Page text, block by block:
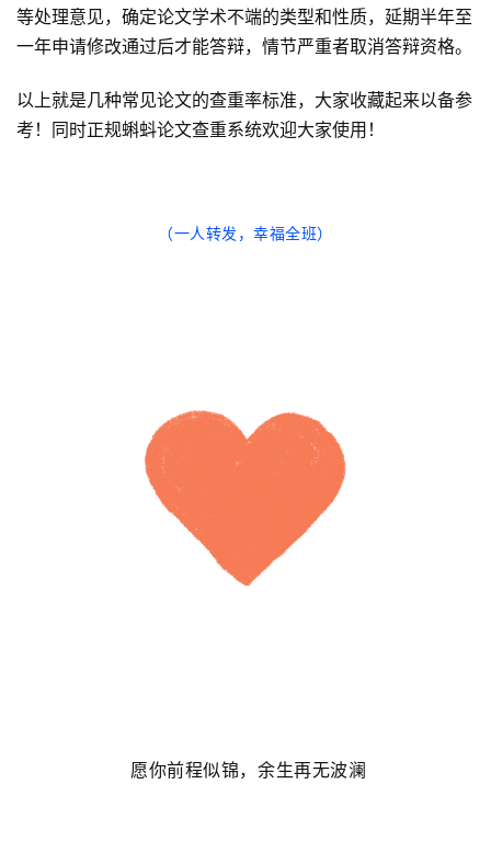
等处理意见，确定论文学术不端的类型和性质，延期半年至
一年申请修改通过后才能答辩，情节严重者取消答辩资格。
以上就是几种常见论文的查重率标准，大家收藏起来以备参
考！同时正规蝌蚪论文查重系统欢迎大家使用！
（一人转发，幸福全班）
愿你前程似锦，余生再无波澜